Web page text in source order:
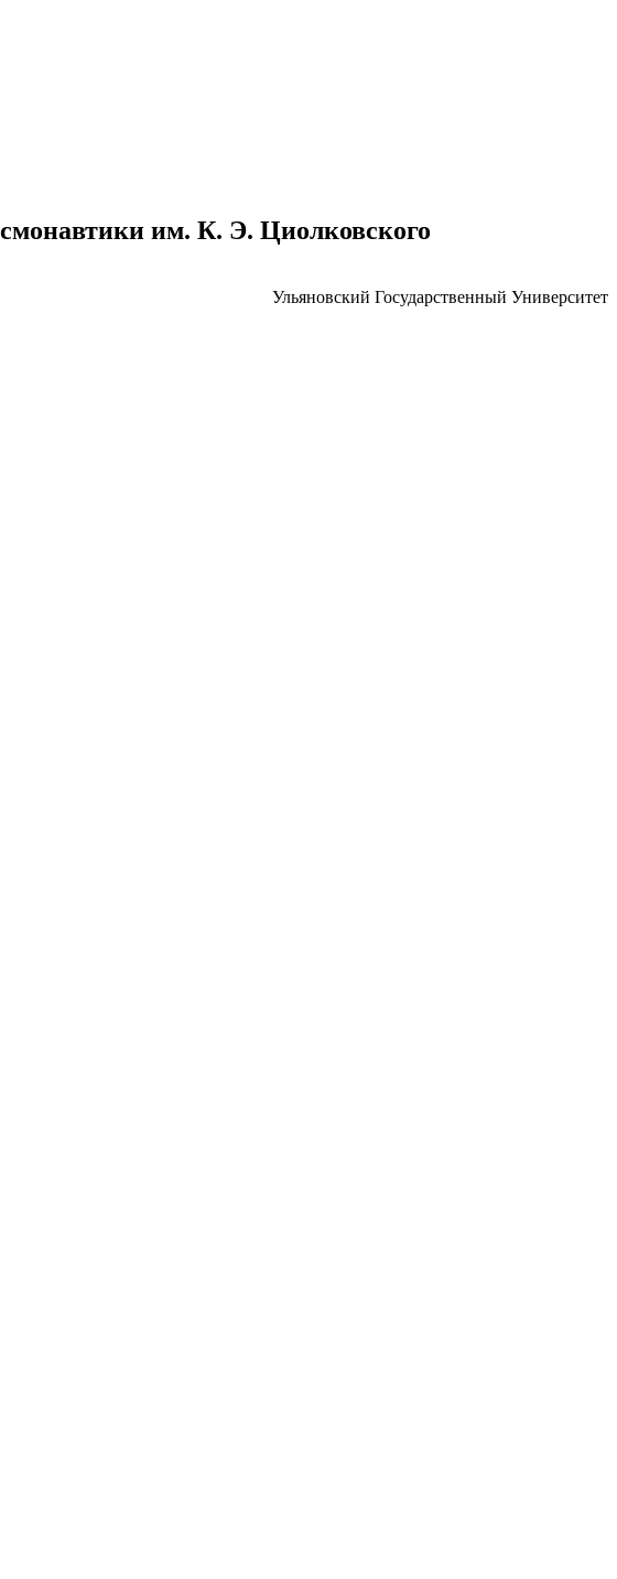
им. К. Э. Циолковского
Ульяновский Государственный Университет